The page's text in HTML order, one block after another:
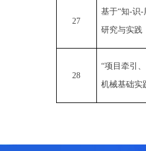
27
基于“知-识-
研究与实践
28
“项目牵引
机械基础实